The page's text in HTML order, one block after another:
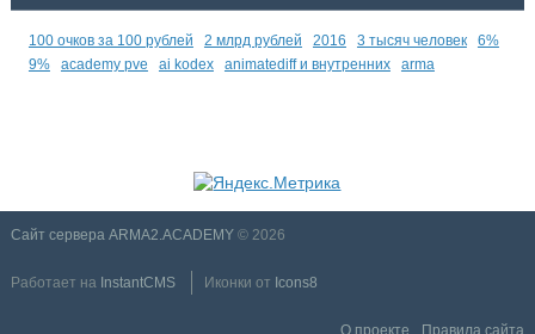
100 очков за 100 рублей 2 млрд рублей 2016 3 тысяч человек
6%
9%
academy pve ai kodex animatediff и внутренних arma
Сайт сервера ARMA2.ACADEMY© 2026
Работает на InstantCMS Иконки от Icons8